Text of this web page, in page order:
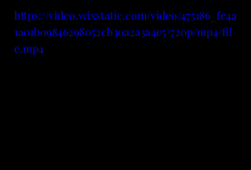
https://video.wixstatic.com/video/475186_fe4a
1a01b09846298052cb30a2a3a4e5/720p/mp4/fil
e.mp4